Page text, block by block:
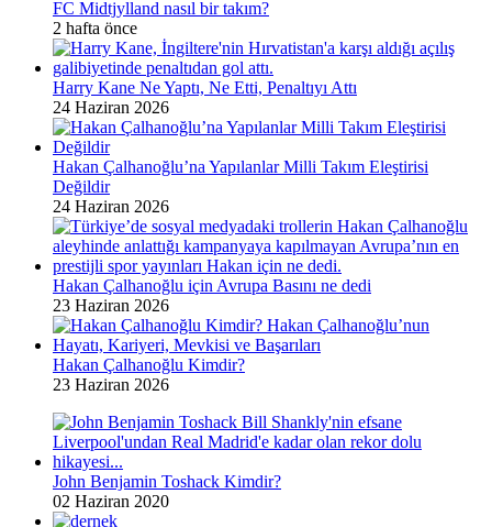
FC Midtjylland nasıl bir takım?
2 hafta önce
Harry Kane Ne Yaptı, Ne Etti, Penaltıyı Attı
24 Haziran 2026
Hakan Çalhanoğlu’na Yapılanlar Milli Takım Eleştirisi
Değildir
24 Haziran 2026
Hakan Çalhanoğlu için Avrupa Basını ne dedi
23 Haziran 2026
Hakan Çalhanoğlu Kimdir?
23 Haziran 2026
John Benjamin Toshack Kimdir?
02 Haziran 2020